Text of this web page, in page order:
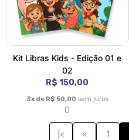
Kit Libras Kids - Edição 01 e
02
R$ 150,00
3x de R$ 50,00 sem juros
0
|< « 1